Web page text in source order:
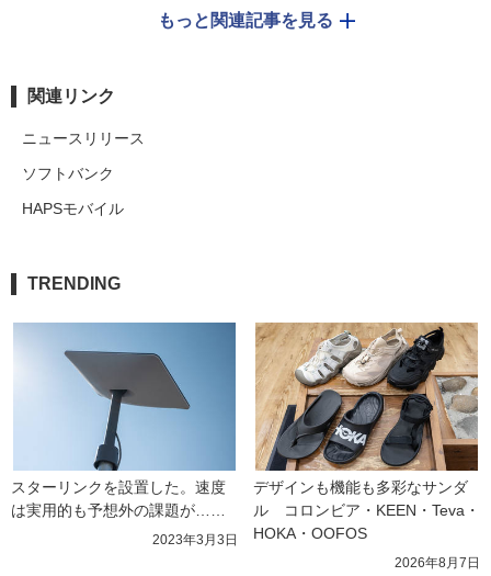
もっと関連記事を見る
関連リンク
ニュースリリース
ソフトバンク
HAPSモバイル
TRENDING
スターリンクを設置した。速度
は実用的も予想外の課題が……
2023年3月3日
デザインも機能も多彩なサンダ
ル　コロンビア・KEEN・Teva・
HOKA・OOFOS
2026年8月7日